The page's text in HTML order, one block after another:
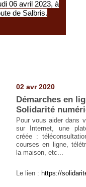
06 avril 2023, à
de Salbris.
02 avr 2020
Démarches en
Solidarité
Pour vous aider dans
sur Internet, une
créée :
courses en ligne,
la maison, etc...
Le lien : https://